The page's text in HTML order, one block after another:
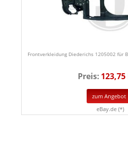
Frontverkleidung Diederichs 1205002 für
Preis: 123,75
zum Angebot
eBay.de (*)